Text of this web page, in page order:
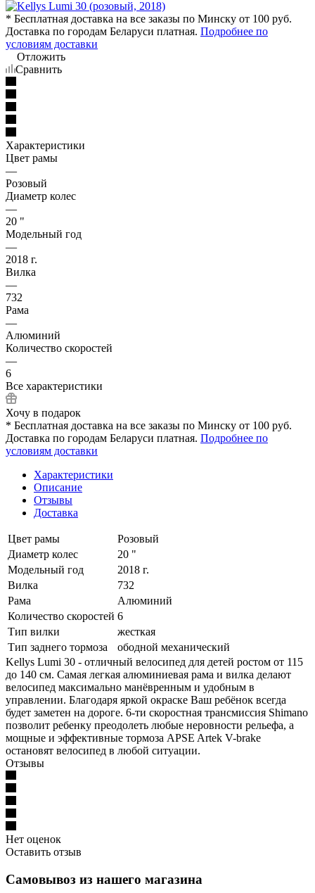
* Бесплатная доставка на все заказы по Минску от 100 руб.
Доставка по городам Беларуси платная. Подробнее по
условиям доставки
Отложить
Сравнить
Характеристики
Цвет рамы
—
Розовый
Диаметр колес
—
20 "
Модельный год
—
2018 г.
Вилка
—
732
Рама
—
Алюминий
Количество скоростей
—
6
Все характеристики
Хочу в подарок
* Бесплатная доставка на все заказы по Минску от 100 руб.
Доставка по городам Беларуси платная. Подробнее по
условиям доставки
Характеристики
Описание
Отзывы
Доставка
Цвет рамы
Розовый
Диаметр колес
20 "
Модельный год
2018 г.
Вилка
732
Рама
Алюминий
Количество скоростей 6
Тип вилки
жесткая
Тип заднего тормоза
ободной механический
Kellys Lumi 30 - отличный велосипед для детей ростом от 115
до 140 см. Самая легкая алюминиевая рама и вилка делают
велосипед максимально манёвренным и удобным в
управлении. Благодаря яркой окраске Ваш ребёнок всегда
будет заметен на дороге. 6-ти скоростная трансмиссия Shimano
позволит ребенку преодолеть любые неровности рельефа, а
мощные и эффективные тормоза APSE Artek V-brake
остановят велосипед в любой ситуации.
Отзывы
Нет оценок
Оставить отзыв
Самовывоз из нашего магазина